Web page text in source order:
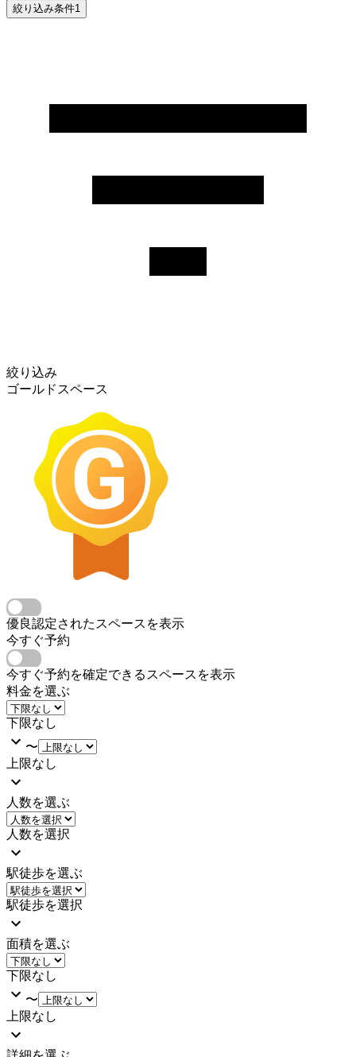
絞り込み条件1
絞り込み
ゴールドスペース
優良認定されたスペースを表示
今すぐ予約
今すぐ予約を確定できるスペースを表示
料金を選ぶ
下限なし
〜
上限なし
人数を選ぶ
人数を選択
駅徒歩を選ぶ
駅徒歩を選択
面積を選ぶ
下限なし
〜
上限なし